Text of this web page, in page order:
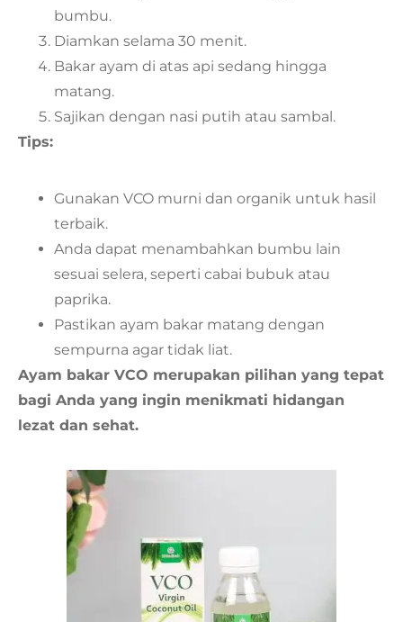
bumbu.
Diamkan selama 30 menit.
Bakar ayam di atas api sedang hingga
matang.
Sajikan dengan nasi putih atau sambal.
Tips:
Gunakan VCO murni dan organik untuk hasil
terbaik.
Anda dapat menambahkan bumbu lain
sesuai selera, seperti cabai bubuk atau
paprika.
Pastikan ayam bakar matang dengan
sempurna agar tidak liat.
Ayam bakar VCO merupakan pilihan yang tepat
bagi Anda yang ingin menikmati hidangan
lezat dan sehat.